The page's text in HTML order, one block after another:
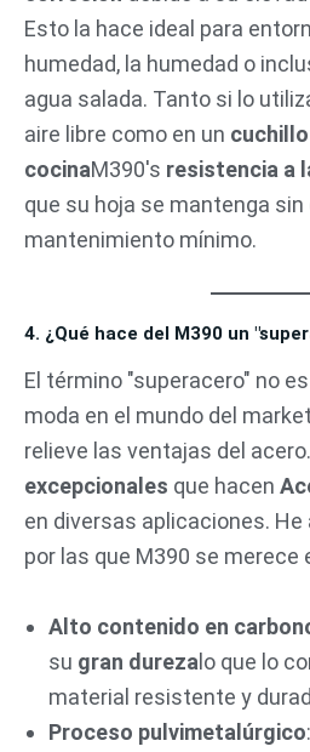
Esto la hace ideal para
humedad, la humedad o
agua salada. Tanto si lo
aire libre como en un
cocinaM390's resistencia a
que su hoja se mantenga sin
mantenimiento mínimo.
4. ¿Qué hace del M390 un
El término "superacero" no
moda en el mundo del
relieve las ventajas del acero.
excepcionales que hacen
en diversas aplicaciones.
por las que M390 se merece
Alto contenido en
su gran dureza lo que lo
material resistente y
Proceso pulvimetalúrgico